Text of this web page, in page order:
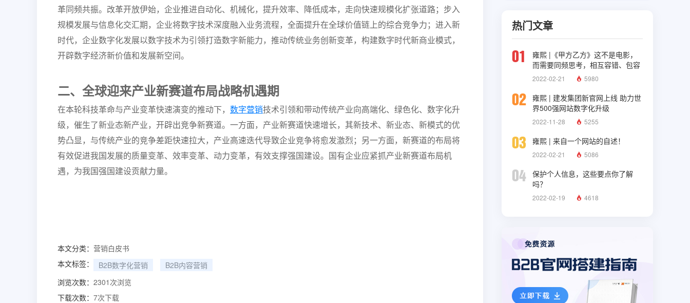
革同频共振。改革开放伊始，企业推进自动化、机械化，提升效率、降低成本，走向快速规模化扩张道路；步入
规模发展与信息化交汇期，企业将数字技术深度融入业务流程，全面提升在全球价值链上的综合竞争力；进入新
时代，企业数字化发展以数字技术为引领打造数字新能力，推动传统业务创新变革，构建数字时代新商业模式，
开辟数字经济新价值和发展新空间。
二、全球迎来产业新赛道布局战略机遇期
在本轮科技革命与产业变革快速演变的推动下， 数字营销技术引领和带动传统产业向高端化、绿色化、数字化升
级，催生了新业态新产业，开辟出竞争新赛道。一方面，产业新赛道快速增长，其新技术、新业态、新模式的优
势凸显，与传统产业的竞争差距快速拉大，产业高速迭代导致企业竞争将愈发激烈；另一方面，新赛道的布局将
有效促进我国发展的质量变革、效率变革、动力变革，有效支撑强国建设。国有企业应紧抓产业新赛道布局机
遇，为我国强国建设贡献力量。
本文分类： 营销白皮书
本文标签：
B2B数字化营销
B2B内容营销
浏览次数： 2301次浏览
下载次数： 7次下载
热门文章
01
雍熙 |《甲方乙方》这不是电影，
而需要同频思考，相互容错、包容
与理解
2022-02-21 5980
02 雍熙 | 建发集团新官网上线 助力世
界500强网站数字化升级
2022-11-28 5255
03 雍熙 | 来自一个网站的自述！
2022-02-21 5086
04
保护个人信息，这些要点你了解
吗？
2022-02-19 4618